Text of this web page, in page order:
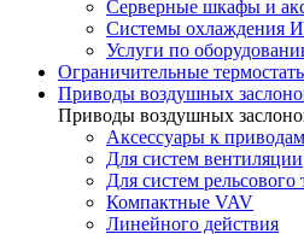
Серверные шкафы и
Системы охлаждения
Услуги по
Ограничительные
Приводы воздушных
Приводы воздушных
Аксессуары к
Для систем вентиляции
Для систем рельсового
Компактные VAV
Линейного действия